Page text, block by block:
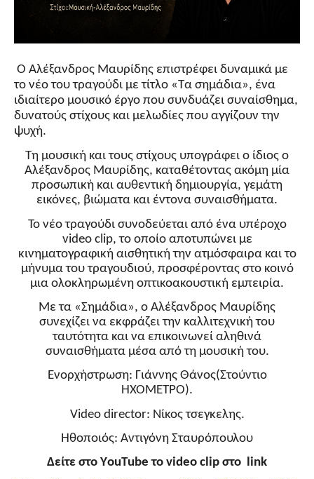
Ο Αλέξανδρος Μαυρίδης επιστρέφει δυναμικά με
το νέο του τραγούδι με τίτλο «Τα σημάδια», ένα
ιδιαίτερο μουσικό έργο που συνδυάζει συναίσθημα,
δυνατούς στίχους και μελωδίες που αγγίζουν την
ψυχή.
Τη μουσική και τους στίχους υπογράφει ο ίδιος ο
Αλέξανδρος Μαυρίδης, καταθέτοντας ακόμη μία
προσωπική και αυθεντική δημιουργία, γεμάτη
εικόνες, βιώματα και έντονα συναισθήματα.
Το νέο τραγούδι συνοδεύεται από ένα υπέροχο
video clip, το οποίο αποτυπώνει με
κινηματογραφική αισθητική την ατμόσφαιρα και το
μήνυμα του τραγουδιού, προσφέροντας στο κοινό
μια ολοκληρωμένη οπτικοακουστική εμπειρία.
Με τα «Σημάδια», ο Αλέξανδρος Μαυρίδης
συνεχίζει να εκφράζει την καλλιτεχνική του
ταυτότητα και να επικοινωνεί αληθινά
συναισθήματα μέσα από τη μουσική του.
Ενορχήστρωση: Γιάννης Θάνος(Στούντιο
ΗΧΟΜΕΤΡΟ).
Video director: Νίκος τσεγκελης.
Ηθοποιός: Αντιγόνη Σταυρόπουλου
Δείτε στο ΥouΤube το video clip στο link